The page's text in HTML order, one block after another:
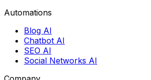
Automations
Blog AI
Chatbot AI
SEO AI
Social Networks AI